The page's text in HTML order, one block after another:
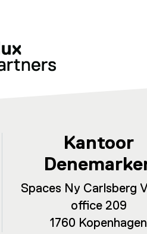
Kantoor
Spaces Ny Carlsberg
office 209
1760 Kopenhagen